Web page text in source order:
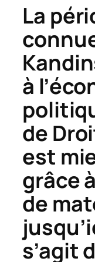
La
à
de
est
grâce
de
s’agit